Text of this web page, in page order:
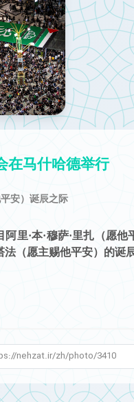
在马什哈德举行
安）诞辰之际
·本·穆萨·里扎（愿他
（愿主赐他平安）的诞